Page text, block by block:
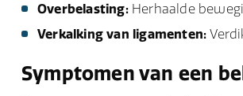
Overbelasting:Herhaalde
Verkalking van ligamenten:
Symptomen van een